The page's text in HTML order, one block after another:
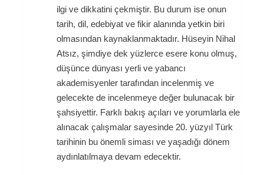
ilgi ve dikkatini çekmiştir. Bu durum ise onun
tarih, dil, edebiyat ve fikir alanında yetkin biri
olmasından kaynaklanmaktadır. Hüseyin Nihal
Atsız, şimdiye dek yüzlerce esere konu olmuş,
düşünce dünyası yerli ve yabancı
akademisyenler tarafından incelenmiş ve
gelecekte de incelenmeye değer bulunacak bir
şahsiyettir. Farklı bakış açıları ve yorumlarla ele
alınacak çalışmalar sayesinde 20. yüzyıl Türk
tarihinin bu önemli siması ve yaşadığı dönem
aydınlatılmaya devam edecektir.